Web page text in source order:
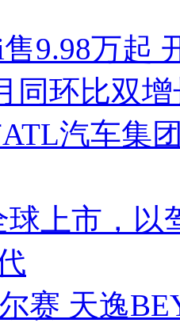
9.98万起
同环比双
汽车集
球上市，以
赛 天逸